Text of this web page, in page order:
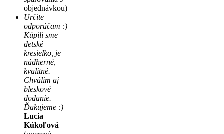
objednávkou)
Určite
odporúčam :)
Kúpili sme
detské
kresielko, je
nádherné,
kvalitné.
Chválim aj
bleskové
dodanie.
Ďakujeme :)
Lucia
Kúkoľová